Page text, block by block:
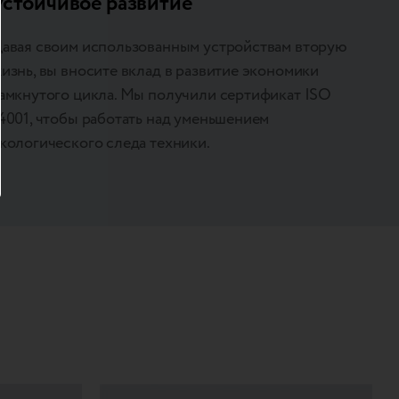
Давая своим использованным устройствам вторую
жизнь, вы вносите вклад в развитие экономики
замкнутого цикла. Мы получили сертификат ISO
14001, чтобы работать над уменьшением
экологического следа техники.